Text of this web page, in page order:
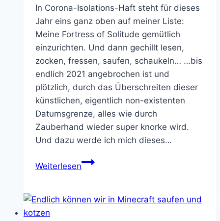
In Corona-Isolations-Haft steht für dieses
Jahr eins ganz oben auf meiner Liste:
Meine Fortress of Solitude gemütlich
einzurichten. Und dann gechillt lesen,
zocken, fressen, saufen, schaukeln… …bis
endlich 2021 angebrochen ist und
plötzlich, durch das Überschreiten dieser
künstlichen, eigentlich non-existenten
Datumsgrenze, alles wie durch
Zauberhand wieder super knorke wird.
Und dazu werde ich mich dieses…
WeiterlesenDie
Christmas